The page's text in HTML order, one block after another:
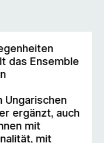
das Ensemble
Ungarischen
ergänzt, auch
mit
mit